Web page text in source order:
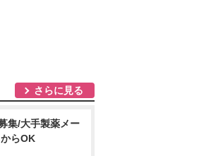
さらに見る
集/大手製薬メー
らOK